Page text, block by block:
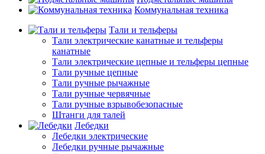
Коммунальная техника
Тали и тельферы
Тали электрические канатные и тельферы
канатные
Тали электрические цепные и тельферы цепные
Тали ручные цепные
Тали ручные рычажные
Тали ручные червячные
Тали ручные взрывобезопасные
Штанги для талей
Лебедки
Лебедки электрические
Лебедки ручные рычажные